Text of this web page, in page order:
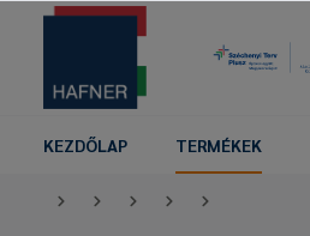
KEZDŐLAP TERMÉKEK